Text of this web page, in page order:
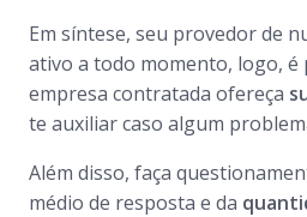
Em síntese, seu provedor de
ativo a todo momento, logo, é
empresa contratada ofereça
te auxiliar caso algum
Além disso, faça
médio de resposta e da